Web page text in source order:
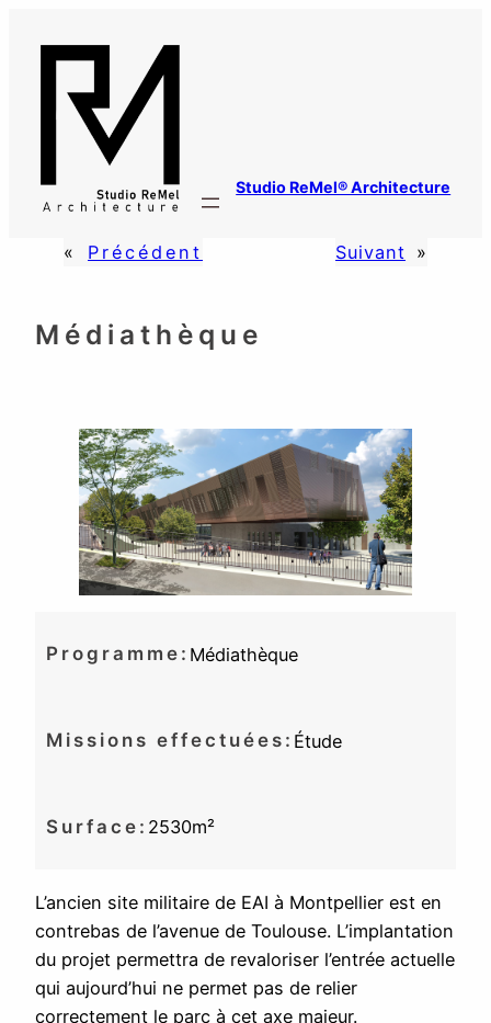
Studio ReMel® Architecture
« Précédent Suivant »
Médiathèque
Programme: Médiathèque
Missions effectuées: Étude
Surface: 2530m²
L’ancien site militaire de EAI à Montpellier est en
contrebas de l’avenue de Toulouse. L’implantation
du projet permettra de revaloriser l’entrée actuelle
qui aujourd’hui ne permet pas de relier
correctement le parc à cet axe majeur.